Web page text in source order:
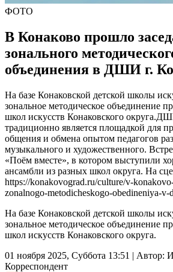
ФОТО
В Конаково прошло
зонального
объединения в ДШИ г.
На базе Конаковской детской школы
зональное методическое объединение
школ искусств Конаковского
традиционно является площадкой для
общения и обмена опытом педагогов
музыкального и художественного.
«Поём вместе», в котором выступили
ансамбли из разных школ округа. На
https://konakovograd.ru/culture/v-
zonalnogo-metodicheskogo-obedineniya-
На базе Конаковской детской школы
зональное методическое объединение
школ искусств Конаковского округа.
01 ноября 2025, Суббота 13:51 | Автор:
Корреспондент